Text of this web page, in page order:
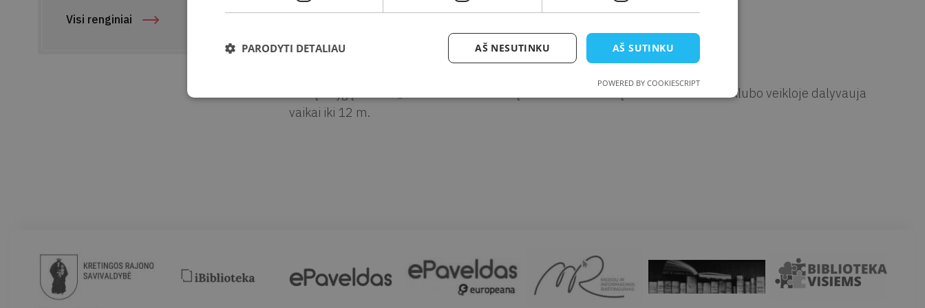
Visi renginiai
Vieta
Kretingos r. sav. M. Valančiaus viešoji biblioteka, Vaikų literatūros centras
Vaikų knygų klubas „Pelėdžiukai“ kviečia į užsiėmimus Vaikų literatūros centre. Klubo veikloje dalyvauja
vaikai iki 12 m.
AŠ SUTINKU
AŠ NESUTINKU
PARODYTI DETALIAU
POWERED BY COOKIESCRIPT